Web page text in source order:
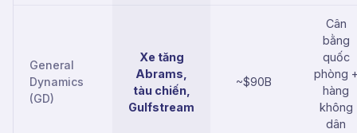
General
Dynamics
(GD)
Xe tăng
Abrams,
tàu chiến,
Gulfstream
~$90B
Cân
bằng
quốc
phòng
hàng
không
dân